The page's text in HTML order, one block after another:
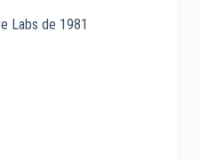
Labs de 1981